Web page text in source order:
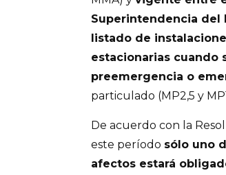
Superintendencia del
listado de
estacionarias cuando
preemergencia o
particulado (MP2,5 y
De acuerdo con la
este período sólo uno
afectos estará